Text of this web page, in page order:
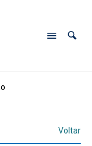
Voltar